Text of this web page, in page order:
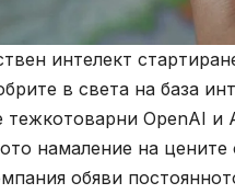
интелект
в света на база
тежкотоварни OpenAI и
намаление на
обяви